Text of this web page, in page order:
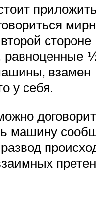
приложить
стороне
равноценные
взамен
у себя.
машину